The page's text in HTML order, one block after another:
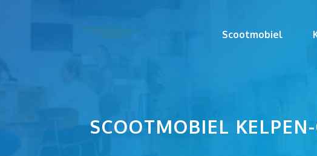
Scootmobiel
SCOOTMOBIEL